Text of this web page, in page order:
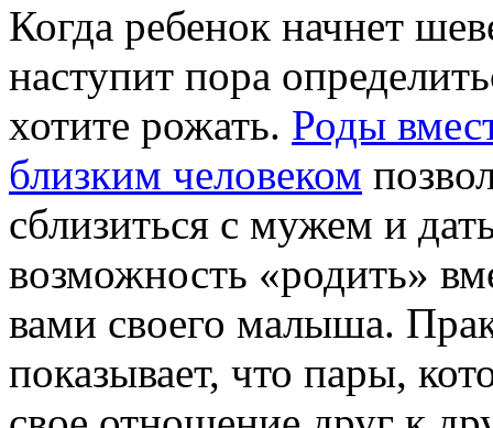
Когда ребенок начнет
наступит пора
хотите рожать. Роды
близким человеком
сблизиться с мужем и
возможность «родить»
вами своего малыша.
показывает, что пары,